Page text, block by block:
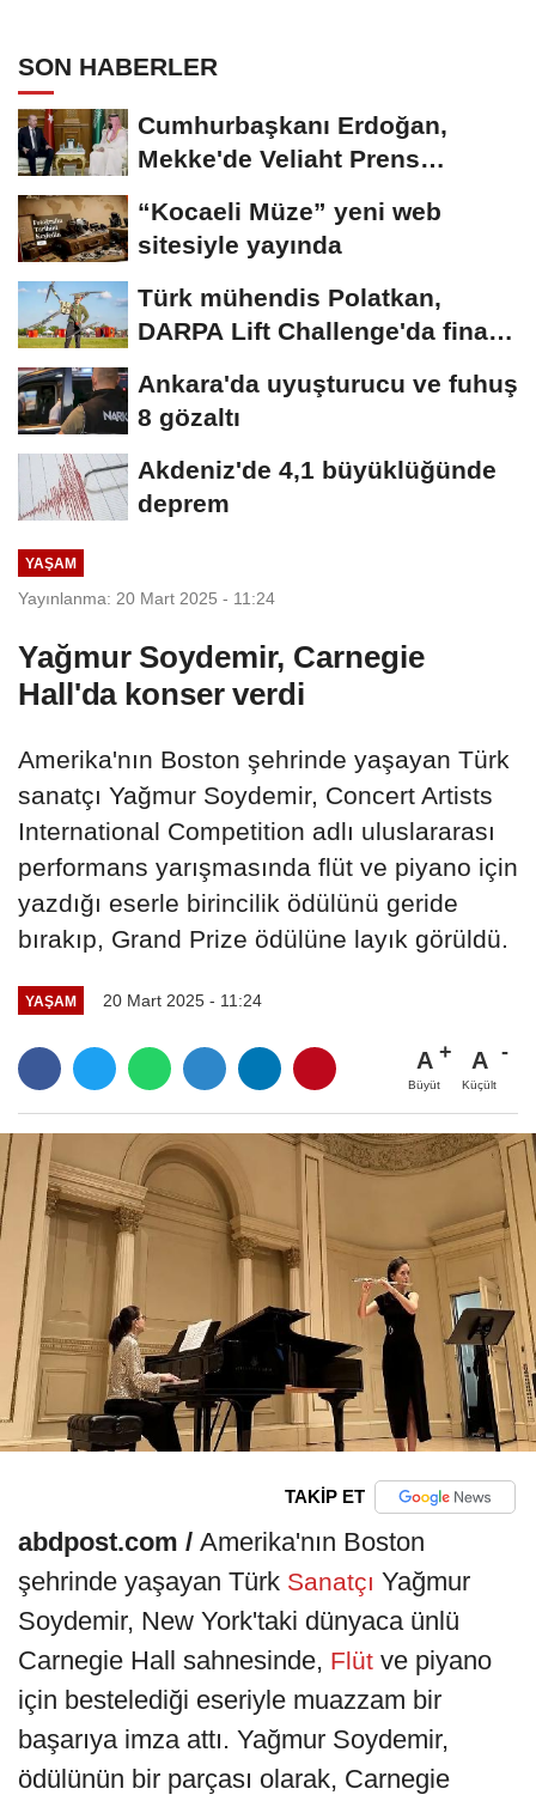
SON HABERLER
Cumhurbaşkanı Erdoğan,
Mekke'de Veliaht Prens
“Kocaeli Müze” yeni web
sitesiyle yayında
Türk mühendis Polatkan,
DARPA Lift Challenge'da finale
Ankara'da uyuşturucu ve fuhuş
8 gözaltı
Akdeniz'de 4,1 büyüklüğünde
deprem
YAŞAM
Yayınlanma: 20 Mart 2025 - 11:24
Yağmur Soydemir, Carnegie
Hall'da konser verdi
Amerika'nın Boston şehrinde yaşayan Türk
sanatçı Yağmur Soydemir, Concert Artists
International Competition adlı uluslararası
performans yarışmasında flüt ve piyano için
yazdığı eserle birincilik ödülünü geride
bırakıp, Grand Prize ödülüne layık görüldü.
YAŞAM 20 Mart 2025 - 11:24
A
Büyüt
A
Küçült
TAKİP ET
abdpost.com / Amerika'nın Boston
şehrinde yaşayan Türk Sanatçı Yağmur
Soydemir, New York'taki dünyaca ünlü
Carnegie Hall sahnesinde, Flüt ve piyano
için bestelediği eseriyle muazzam bir
başarıya imza attı. Yağmur Soydemir,
ödülünün bir parçası olarak, Carnegie